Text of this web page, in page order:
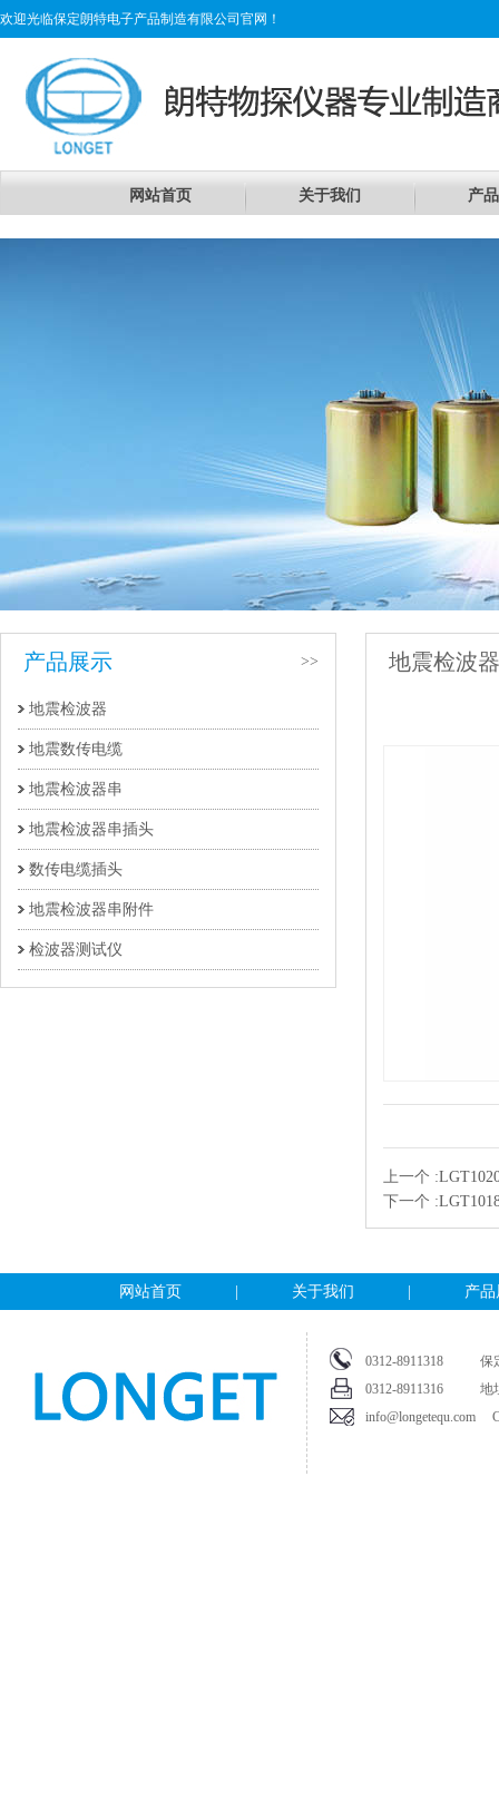
欢迎光临保定朗特电子产品制造有限公司官网！
网站首页 关于我们 产
产品展示 >>
地震检波器
地震数传电缆
地震检波器串
地震检波器串插头
数传电缆插头
地震检波器串附件
检波器测试仪
地震检波
上一个 :
下一个 :
网站首页 关于我们 产
0312-8911318 保定
0312-8911316 地址
info@longetequ.com